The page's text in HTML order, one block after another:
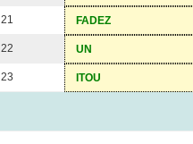
21 FADEZ
22 UN
23 ITOU